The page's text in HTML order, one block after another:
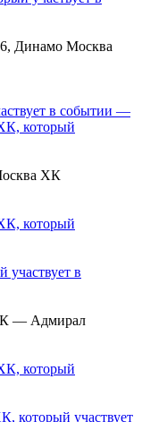
Динамо Москва
—
ХК
— Адмирал